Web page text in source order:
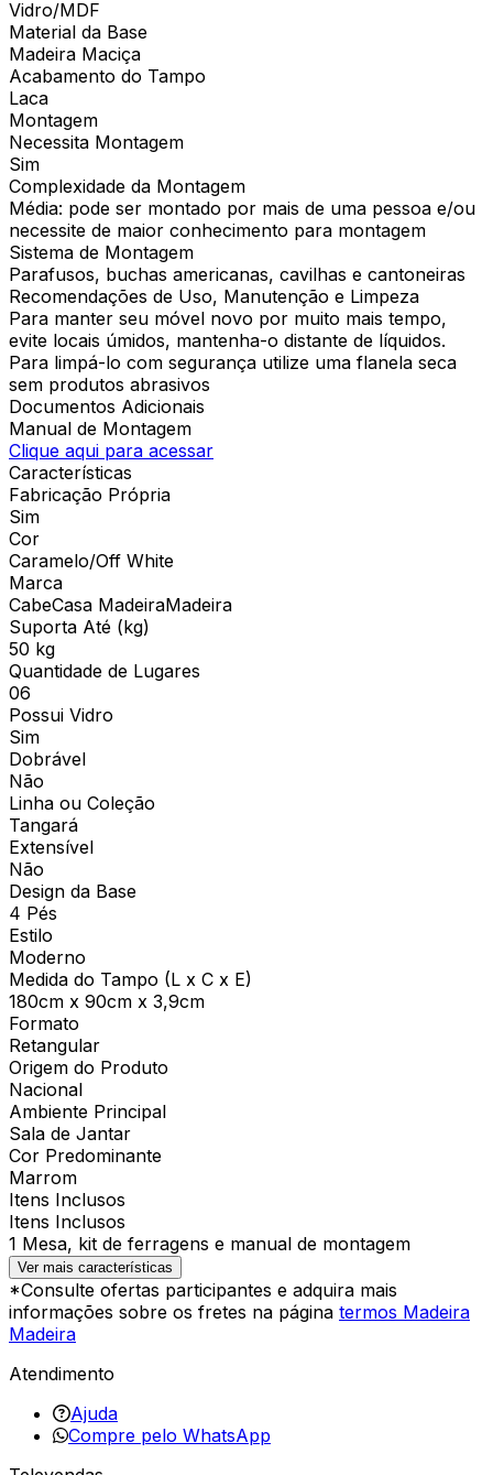
Vidro/MDF
Material da Base
Madeira Maciça
Acabamento do Tampo
Laca
Montagem
Necessita Montagem
Sim
Complexidade da Montagem
Média: pode ser montado por mais de uma pessoa e/ou
necessite de maior conhecimento para montagem
Sistema de Montagem
Parafusos, buchas americanas, cavilhas e cantoneiras
Recomendações de Uso, Manutenção e Limpeza
Para manter seu móvel novo por muito mais tempo,
evite locais úmidos, mantenha-o distante de líquidos.
Para limpá-lo com segurança utilize uma flanela seca
sem produtos abrasivos
Documentos Adicionais
Manual de Montagem
Clique aqui para acessar
Características
Fabricação Própria
Sim
Cor
Caramelo/Off White
Marca
CabeCasa MadeiraMadeira
Suporta Até (kg)
50 kg
Quantidade de Lugares
06
Possui Vidro
Sim
Dobrável
Não
Linha ou Coleção
Tangará
Extensível
Não
Design da Base
4 Pés
Estilo
Moderno
Medida do Tampo (L x C x E)
180cm x 90cm x 3,9cm
Formato
Retangular
Origem do Produto
Nacional
Ambiente Principal
Sala de Jantar
Cor Predominante
Marrom
Itens Inclusos
Itens Inclusos
1 Mesa, kit de ferragens e manual de montagem
Ver mais características
*Consulte ofertas participantes e adquira mais
informações sobre os fretes na página termos Madeira
Madeira
Atendimento
Ajuda
Compre pelo WhatsApp